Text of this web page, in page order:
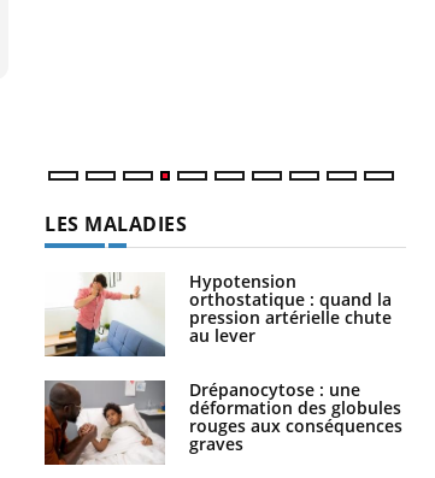
LES MALADIES
Hypotension
orthostatique : quand la
pression artérielle chute
au lever
Drépanocytose : une
déformation des globules
rouges aux conséquences
graves